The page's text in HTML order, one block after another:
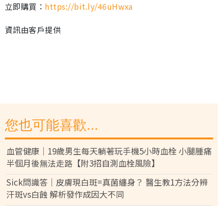
立即購買： https://bit.ly/46uHwxa
資訊由客戶提供
您也可能喜歡...
血管健康｜19歲男生每天躺著玩手機5小時血栓 小腿腫痛
半個月後無法走路【附3招自測血栓風險】
Sick問識答｜皮膚現白斑=真菌纏身？ 醫生教1方法分辨
汗斑vs白蝕 解析發作成因大不同